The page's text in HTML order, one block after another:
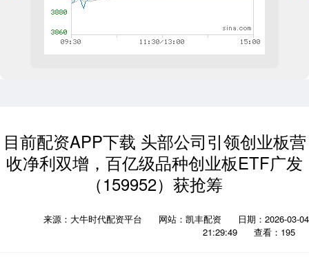
目前配资APP下载 头部公司引领创业板营
收净利双增，百亿级品种创业板ETF广发
（159952）获抢筹
来源：大牛时代配资平台 网站：凯丰配资
日期：2026-03-04
21:29:49
查看：195